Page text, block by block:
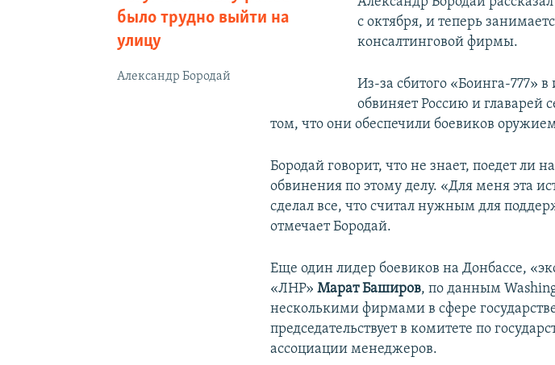
было трудно выйти на
улицу
Александр Бородай
с октября, и теперь
консалтинговой фирмы.
Из-за сбитого «Боинга-777»
обвиняет Россию и главарей
том, что они обеспечили боевиков
Бородай говорит, что не знает, поедет ли
обвинения по этому делу. «Для меня эта
сделал все, что считал нужным для
отмечает Бородай.
Еще один лидер боевиков на Донбассе,
«ЛНР»Марат Баширов, по данным
несколькими фирмами в сфере
председательствует в комитете по
ассоциации менеджеров.